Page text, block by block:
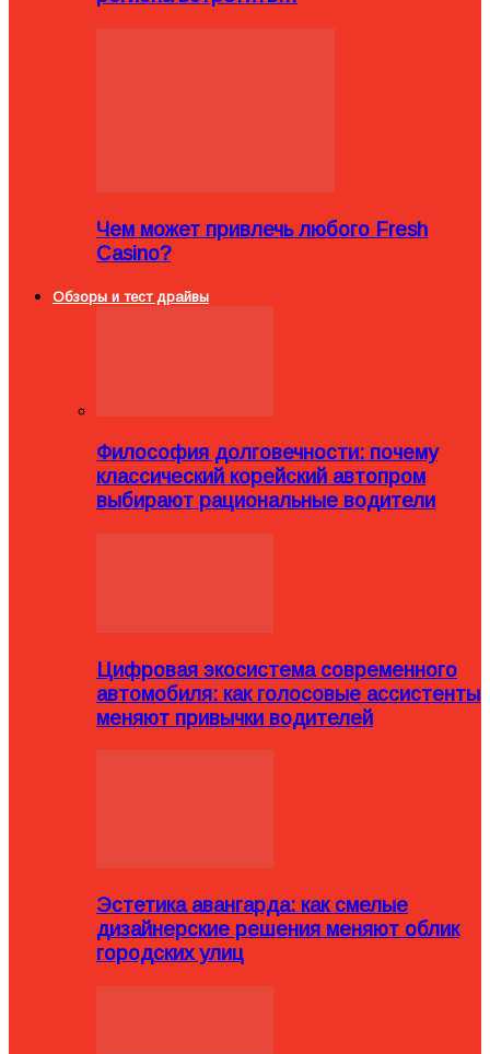
Чем может привлечь любого Fresh
Casino?
Обзоры и тест драйвы
Философия долговечности: почему
классический корейский автопром
выбирают рациональные водители
Цифровая экосистема современного
автомобиля: как голосовые ассистенты
меняют привычки водителей
Эстетика авангарда: как смелые
дизайнерские решения меняют облик
городских улиц